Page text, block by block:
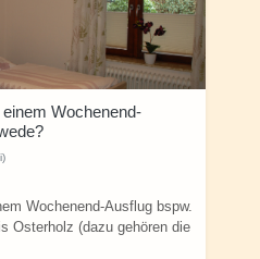
Wochenend-
Wochenend-Ausflug bspw.
Osterholz (dazu gehören die